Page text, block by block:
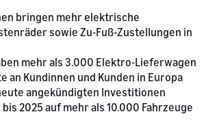
bringen mehr elektrische
sowie Zu-Fuß-Zustellungen in
mehr als 3.000 Elektro-Lieferwagen
an Kundinnen und Kunden in Europa
angekündigten Investitionen
2025 auf mehr als 10.000 Fahrzeuge